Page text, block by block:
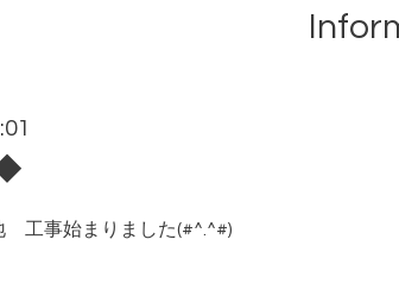
工事始まりました(#^.^#)